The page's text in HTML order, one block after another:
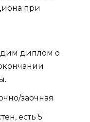
при
диплом о
заочная
есть 5